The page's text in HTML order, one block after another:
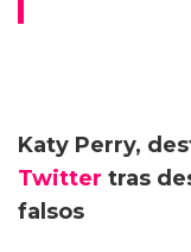
Katy Perry,
Twitter tras
falsos